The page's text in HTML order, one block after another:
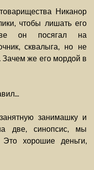
Никанор
чтобы лишать его
он посягал на
сквалыга, но не
Зачем же его мордой в
занимашку и
две, синопсис, мы
хорошие деньги,